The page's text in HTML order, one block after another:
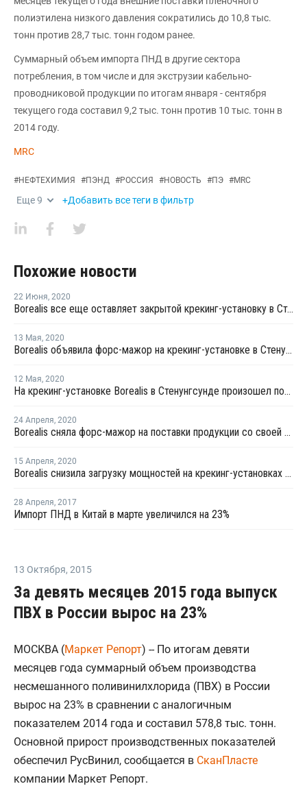
полиэтилена низкого давления сократились до 10,8 тыс.
тонн против 28,7 тыс. тонн годом ранее.
Суммарный объем импорта ПНД в другие сектора
потребления, в том числе и для экструзии кабельно-
проводниковой продукции по итогам января - сентября
текущего года составил 9,2 тыс. тонн против 10 тыс. тонн в
2014 году.
MRC
#НЕФТЕХИМИЯ #ПЭНД #РОССИЯ #НОВОСТЬ #ПЭ #MRC
Еще9 +Добавить все теги в фильтр
Похожие новости
22 Июня, 2020
Borealis все еще оставляет закрытой крекинг-установку в Стенунгсунде
13 Мая, 2020
Borealis объявила форс-мажор на крекинг-установке в Стенунгсунде
12 Мая, 2020
На крекинг-установке Borealis в Стенунгсунде произошел пожар
24 Апреля, 2020
Borealis сняла форс-мажор на поставки продукции со своей крекинг-установки в Стенунгсунде
15 Апреля, 2020
Borealis снизила загрузку мощностей на крекинг-установках в Швеции и Финляндии из-за коронавируса
28 Апреля, 2017
Импорт ПНД в Китай в марте увеличился на 23%
13 Октября, 2015
За девять месяцев 2015 года выпуск
ПВХ в России вырос на 23%
МОСКВА (Маркет Репорт) -- По итогам девяти
месяцев года суммарный объем производства
несмешанного поливинилхлорида (ПВХ) в России
вырос на 23% в сравнении с аналогичным
показателем 2014 года и составил 578,8 тыс. тонн.
Основной прирост производственных показателей
обеспечил РусВинил, сообщается в СканПласте
компании Маркет Репорт.